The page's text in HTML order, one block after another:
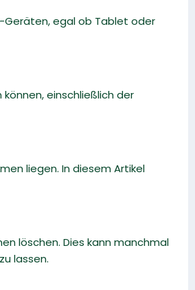
Geräten, egal ob Tablet oder
einschließlich der
liegen. In diesem Artikel
löschen. Dies kann manchmal
lassen.